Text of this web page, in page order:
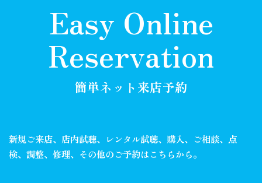
Easy Online
Reservation
簡単ネット来店予約
新規ご来店、店内試聴、レンタル試聴、購入、ご相談、 点
検、調整、修理、その他のご予約はこちらから。